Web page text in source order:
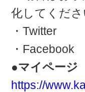
化してくださ
・Twitter
・Facebook
●マイページ
https://